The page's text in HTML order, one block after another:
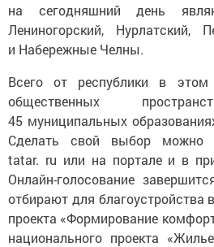
на сегодняшний день
Лениногорский, Нурлатский,
и Набережные Челны.
Всего от республики в
общественных
45 муниципальных
Сделать свой выбор можно
tatar. ru или на портале и в
Онлайн-голосование
отбирают для благоустройства
проекта «Формирование
национального проекта